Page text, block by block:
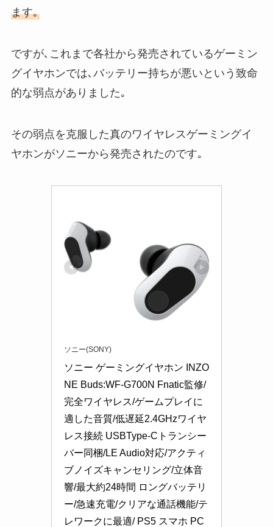
ます｡
ですが､これまで各社から発売されているゲーミン
グイヤホンでは､バッテリー持ちが悪いという致命
的な弱点がありました｡
その弱点を克服した真のワイヤレスゲーミングイ
ヤホンがソニーから発売されたのです｡
ソニー(SONY)
ソニー ゲーミングイヤホン INZO
NE Buds:WF-G700N Fnatic監修/
完全ワイヤレス/ゲームプレイに
適した音質/低遅延2.4GHzワイヤ
レス接続 USBType-Cトランシー
バー同梱/LE Audio対応/アクティ
ブノイズキャンセリング/立体音
響/最大約24時間 ロングバッテリ
ー/急速充電/クリアな通話機能/テ
レワークに最適/ PS5 スマホ PC